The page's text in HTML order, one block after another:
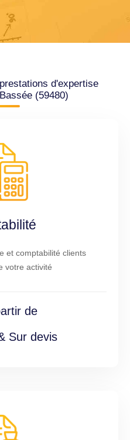
d'expertise
(59480)
et comptabilité clients
votre activité
de
Sur devis